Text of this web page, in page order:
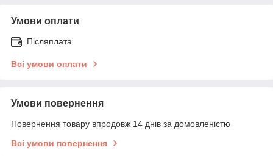
Умови оплати
Післяплата
Всі умови оплати
Умови повернення
Повернення товару впродовж 14 днів за домовленістю
Всі умови повернення